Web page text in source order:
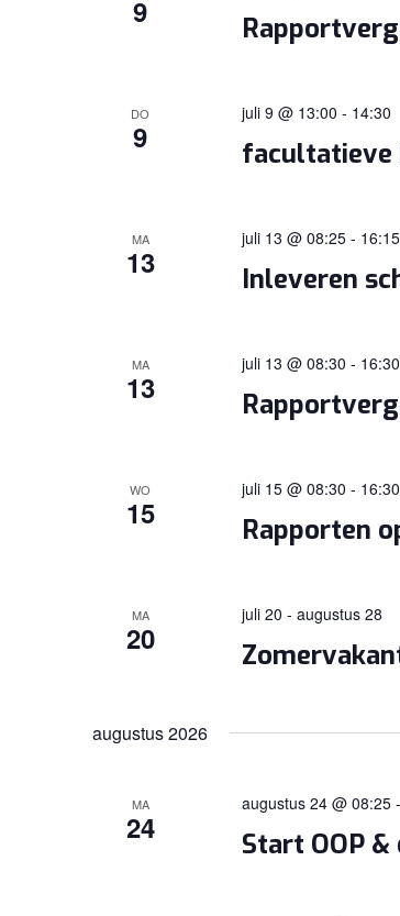
9
DO
9 facultatieve
juli 9 @ 13:00 - 14:30
MA
13 Inleveren
juli 13 @ 08:25- 16:15
MA
13
juli 13 @ 08:30 - 16:30
WO
15 Rapporten
juli 15 @ 08:30 - 16:30
MA
20
juli 20 - augustus 28
augustus 2026
MA
24 Start OOP
augustus 24 @ 08:25-